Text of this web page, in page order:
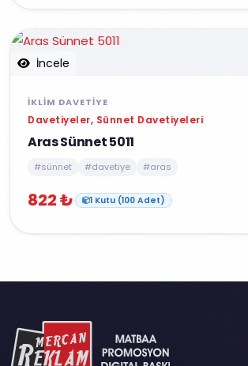
İncele
İKLIM DAVETIYE
Davetiyeler, Sünnet Davetiyeleri
Aras Sünnet 5011
#sünnet #davetiye #aras
822 ₺ 1 Kutu (100 Adet)